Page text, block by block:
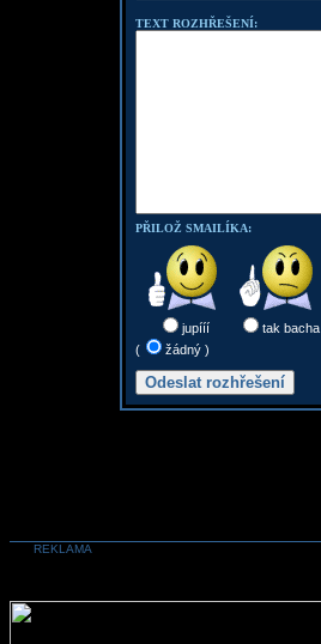
TEXT ROZHŘEŠENÍ:
PŘILOŽ SMAILÍKA:
jupííí tak bacha
(
žádný )
REKLAMA